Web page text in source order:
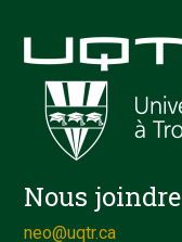
Nous joindre
neo@uqtr.ca